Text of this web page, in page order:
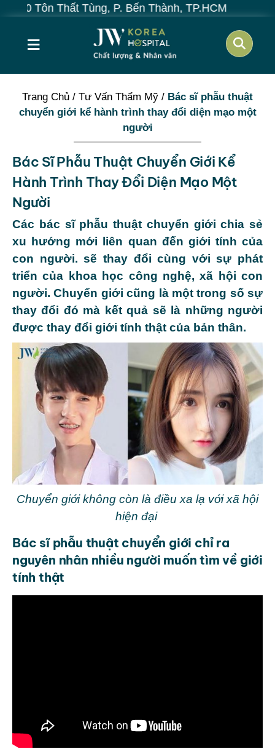
Thất Tùng, P. Bến Thành, TP.HCM
≡
Trang Chủ / Tư Vấn Thẩm Mỹ / Bác sĩ phẫu thuật
chuyển giới kể hành trình thay đổi diện mạo một
người
Bác Sĩ Phẫu Thuật Chuyển Giới Kể
Hành Trình Thay Đổi Diện Mạo Một
Người
Các bác sĩ phẫu thuật chuyển giới chia sẻ
xu hướng mới liên quan đến giới tính của
con người. sẽ thay đổi cùng với sự phát
triển của khoa học công nghệ, xã hội con
người. Chuyển giới cũng là một trong số sự
thay đổi đó mà kết quả sẽ là những người
được thay đổi giới tính thật của bản thân.
Chuyển giới không còn là điều xa lạ với xã hội
hiện đại
Bác sĩ phẫu thuật chuyển giới chỉ ra
nguyên nhân nhiều người muốn tìm về giới
tính thật